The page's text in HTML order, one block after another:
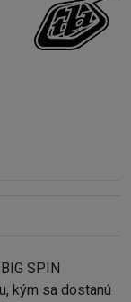
SPIN
kým sa dostanú